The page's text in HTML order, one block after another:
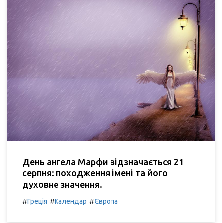
День ангела Марфи відзначається 21
серпня: походження імені та його
духовне значення.
#Греція #Календар #Європа